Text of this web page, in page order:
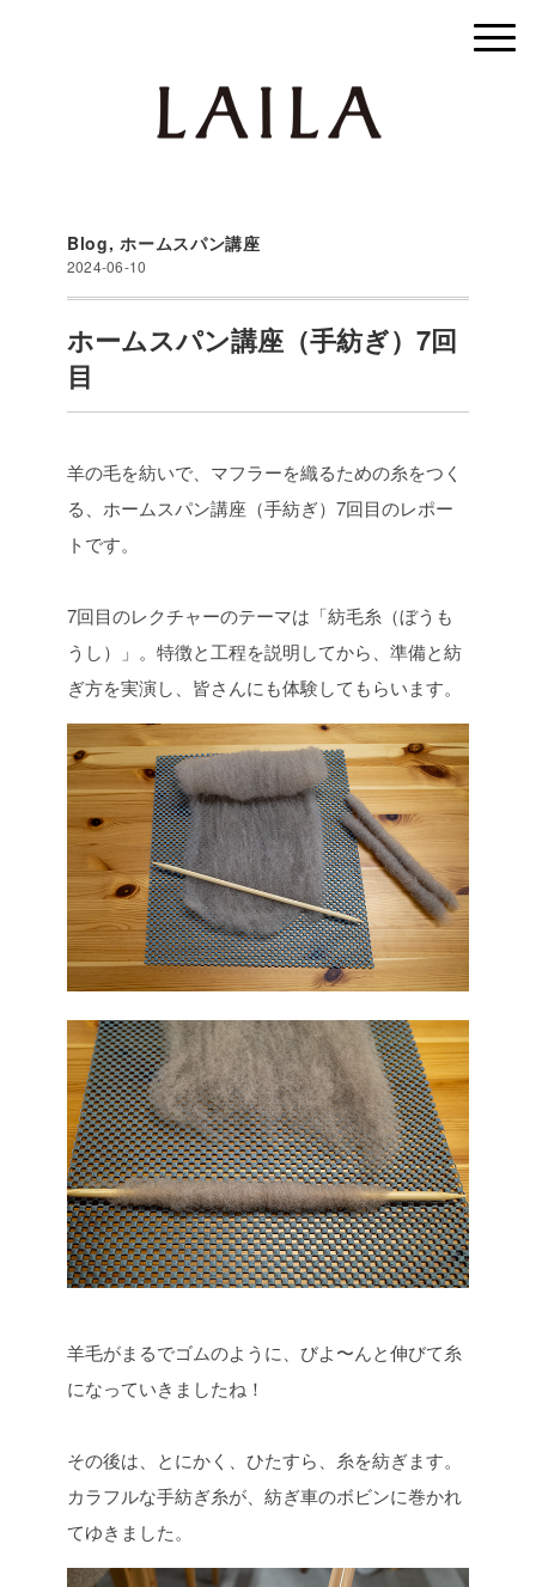
Blog,ホームスパン講座
2024-06-10
ホームスパン講座（手紡ぎ）7回
目
羊の毛を紡いで、マフラーを織るための糸をつく
る、ホームスパン講座（手紡ぎ）7回目のレポー
トです。
7回目のレクチャーのテーマは「紡毛糸（ぼうも
うし）」。 特徴と工程を説明してから、準備と紡
ぎ方を実演し、皆さんにも体験してもらいます。
羊毛がまるでゴムのように、びよ〜んと伸びて糸
になっていきましたね！
その後は、とにかく、ひたすら、糸を紡ぎます。
カラフルな手紡ぎ糸が、紡ぎ車のボビンに巻かれ
てゆきました。